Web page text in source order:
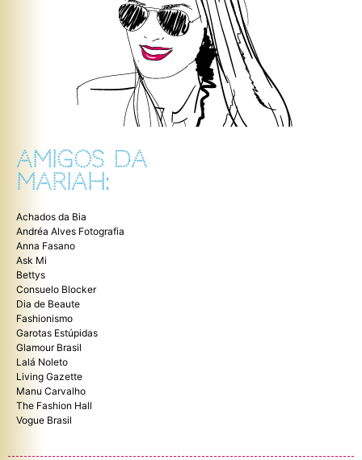
AMIGOS DA
MARIAH:
Achados da Bia
Andréa Alves Fotografia
Anna Fasano
Ask Mi
Bettys
Consuelo Blocker
Dia de Beaute
Fashionismo
Garotas Estúpidas
Glamour Brasil
Lalá Noleto
Living Gazette
Manu Carvalho
The Fashion Hall
Vogue Brasil